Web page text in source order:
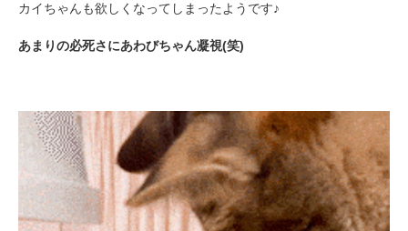
カイちゃんも欲しくなってしまったようです♪
あまりの必死さにあわびちゃん凝視(笑)